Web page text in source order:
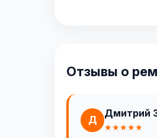
Отзывы о
Д
Дмитрий
★★★★★